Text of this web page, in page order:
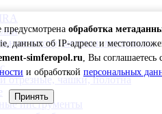
обработка
данных об IP-адресе и
simferopol.ru, Вы соглашаетесь
и обработкой персональных
Принять
инструменты и материалы
отрезные, чашки, полотна
инструменты